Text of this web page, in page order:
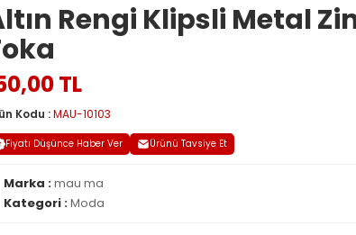
Rengi Klipsli Metal
TL
Kodu :MAU-10103
Fiyatı Düşünce Haber Ver Ürünü Tavsiye Et
Marka :mau ma
Kategori :Moda